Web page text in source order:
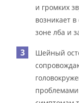
и громких
возникает
зоне лба и
Шейный